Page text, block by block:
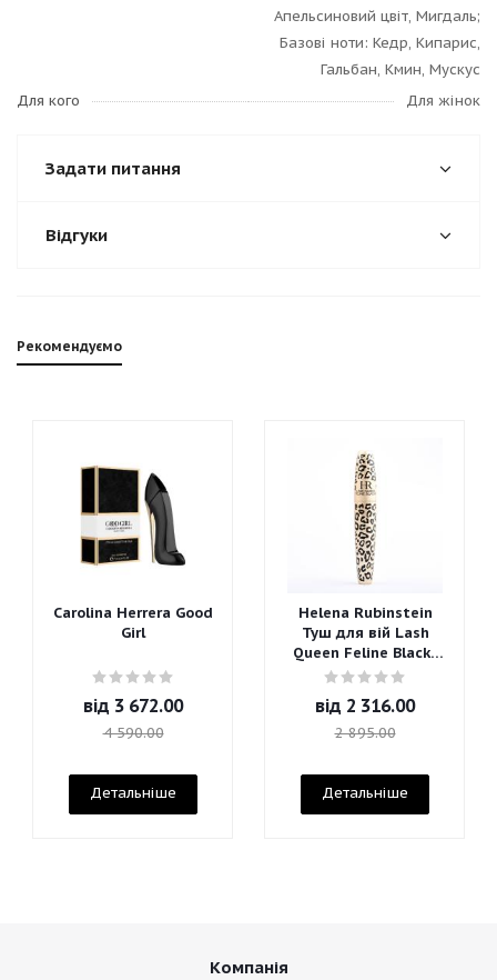
Апельсиновий цвіт, Мигдаль;
Базові ноти: Кедр, Кипарис,
Гальбан, Кмин, Мускус
Для кого
Для жінок
Задати питання
Відгуки
Рекомендуємо
Carolina Herrera Good
Girl
від 3 672.00
4 590.00
Детальніше
Helena Rubinstein
Туш для вій Lash
Queen Feline Blacks
Mascara
від 2 316.00
2 895.00
Детальніше
Компанія